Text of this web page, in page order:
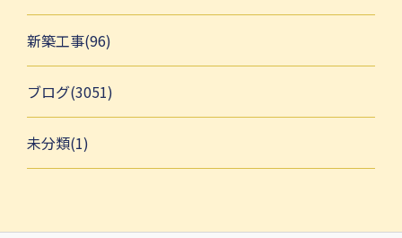
新築工事(96)
ブログ(3051)
未分類(1)